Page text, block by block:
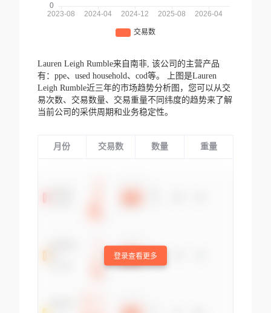
Lauren Leigh Rumble来自南非, 该公司的主营产品
有：ppe、used household、cod等。
上图是Lauren
Leigh Rumble近三年的市场趋势分析图，您可以从交
易次数、交易数量、交易重量不同纬度的趋势来了解
当前公司的采供周期和业务稳定性。
月份 交易数 数量 重量
登录查看更多